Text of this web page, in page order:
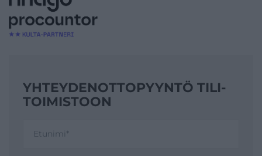
YHTEYDENOTTO­PYYNTÖ TILI­
TOIMISTOON